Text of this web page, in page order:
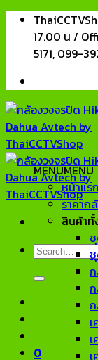
Skip
content
17.00 น /
5171, 099-
Search
0
MENUMENU
หน้าแรก
ราคาก
สินค้า